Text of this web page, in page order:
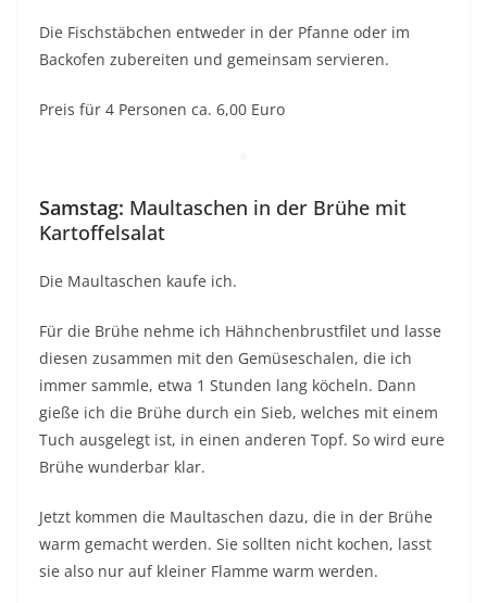
Die Fischstäbchen entweder in der Pfanne oder im
Backofen zubereiten und gemeinsam servieren.
Preis für 4 Personen ca. 6,00 Euro
Samstag: Maultaschen in der Brühe mit
Kartoffelsalat
Die Maultaschen kaufe ich.
Für die Brühe nehme ich Hähnchenbrustfilet und lasse
diesen zusammen mit den Gemüseschalen, die ich
immer sammle, etwa 1 Stunden lang köcheln. Dann
gieße ich die Brühe durch ein Sieb, welches mit einem
Tuch ausgelegt ist, in einen anderen Topf. So wird eure
Brühe wunderbar klar.
Jetzt kommen die Maultaschen dazu, die in der Brühe
warm gemacht werden. Sie sollten nicht kochen, lasst
sie also nur auf kleiner Flamme warm werden.